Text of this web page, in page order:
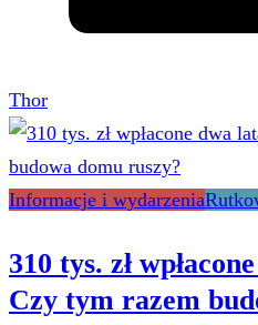
Thor
Informacje i wydarzenia
310 tys. zł
Czy tym razem